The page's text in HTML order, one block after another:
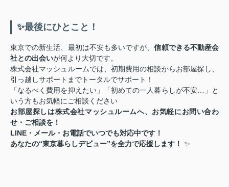
✨最後にひとこと！
東京での新生活、最初は不安も多いですが、信頼できる不動産会
社との出会いが何より大切です。
株式会社マッシュルームでは、初期費用の相談からお部屋探し、
引っ越しサポートまでトータルでサポート！
「なるべく費用を抑えたい」「初めての一人暮らしが不安…」と
いう方もお気軽にご相談ください
お部屋探しは株式会社マッシュルームへ、お気軽にお問い合わ
せ・ご相談を！
LINE・メール・お電話でいつでも対応中です！
あなたの“東京暮らしデビュー”を全力で応援します！ ✨